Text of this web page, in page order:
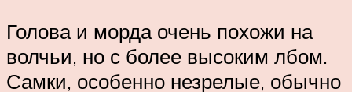
Голова и морда очень похожи на
волчьи, но с более высоким лбом.
Самки, особенно незрелые, обычно